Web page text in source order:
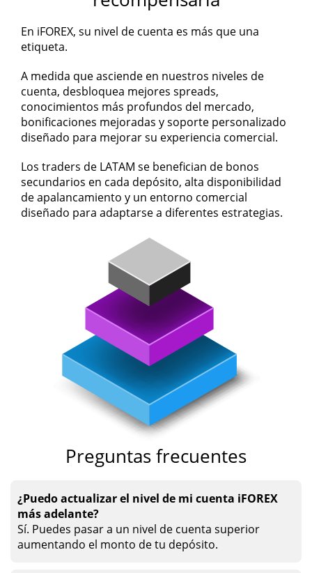
En iFOREX, su nivel de cuenta es más que una
etiqueta.
A medida que asciende en nuestros niveles de
cuenta, desbloquea mejores spreads,
conocimientos más profundos del mercado,
bonificaciones mejoradas y soporte personalizado
diseñado para mejorar su experiencia comercial.
Los traders de LATAM se benefician de bonos
secundarios en cada depósito, alta disponibilidad
de apalancamiento y un entorno comercial
diseñado para adaptarse a diferentes estrategias.
Preguntas frecuentes
¿Puedo actualizar el nivel de mi cuenta iFOREX
más adelante?
Sí. Puedes pasar a un nivel de cuenta superior
aumentando el monto de tu depósito.